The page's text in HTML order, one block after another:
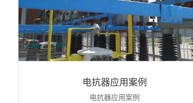
电抗器应用案例
电抗器应用案例